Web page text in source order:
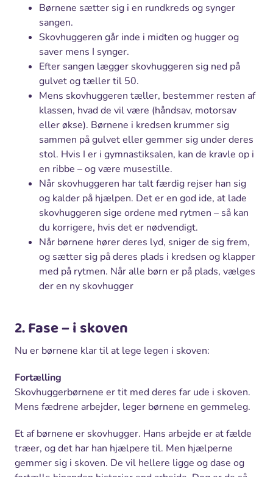
Børnene sætter sig i en rundkreds og synger
sangen.
Skovhuggeren går inde i midten og hugger og
saver mens I synger.
Efter sangen lægger skovhuggeren sig ned på
gulvet og tæller til 50.
Mens skovhuggeren tæller, bestemmer resten af
klassen, hvad de vil være (håndsav, motorsav
eller økse). Børnene i kredsen krummer sig
sammen på gulvet eller gemmer sig under deres
stol. Hvis I er i gymnastiksalen, kan de kravle op i
en ribbe – og være musestille.
Når skovhuggeren har talt færdig rejser han sig
og kalder på hjælpen. Det er en god ide, at lade
skovhuggeren sige ordene med rytmen – så kan
du korrigere, hvis det er nødvendigt.
Når børnene hører deres lyd, sniger de sig frem,
og sætter sig på deres plads i kredsen og klapper
med på rytmen. Når alle børn er på plads, vælges
der en ny skovhugger
2. Fase – i skoven
Nu er børnene klar til at lege legen i skoven:
Fortælling
Skovhuggerbørnene er tit med deres far ude i skoven.
Mens fædrene arbejder, leger børnene en gemmeleg.
Et af børnene er skovhugger. Hans arbejde er at fælde
træer, og det har han hjælpere til. Men hjælperne
gemmer sig i skoven. De vil hellere ligge og dase og